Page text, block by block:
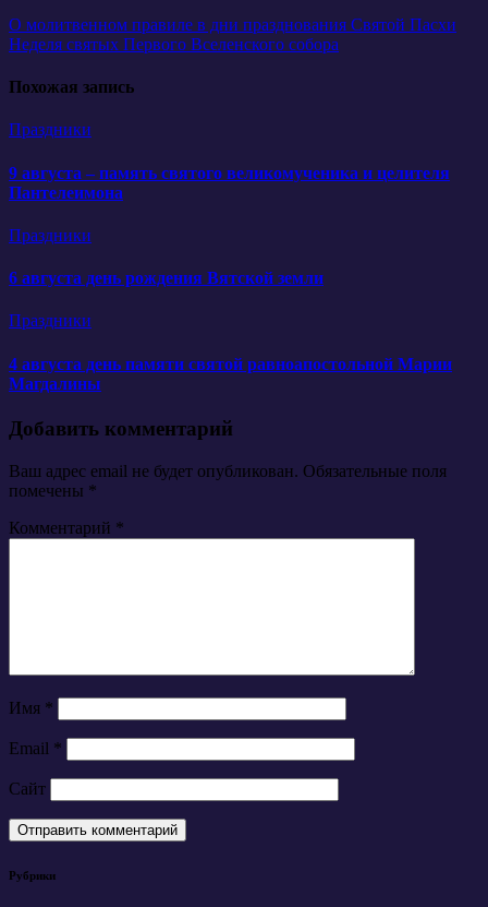
Навигация
по
записям
О молитвенном правиле в дни празднования Святой Пасхи
Неделя святых Первого Вселенского собора
Похожая запись
Праздники
9 августа – память святого великомученика и целителя
Пантелеимона
Праздники
6 августа день рождения Вятской земли
Праздники
4 августа день памяти святой равноапостольной Марии
Магдалины
Добавить комментарий
Ваш адрес email не будет опубликован. Обязательные поля
помечены *
Комментарий *
Имя *
Email *
Сайт
Рубрики